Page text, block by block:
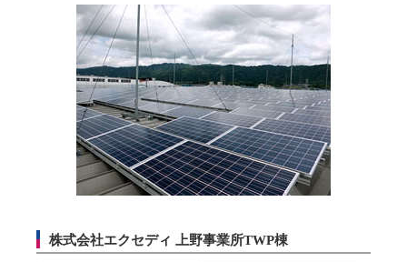
株式会社エクセディ 上野事業所TWP棟